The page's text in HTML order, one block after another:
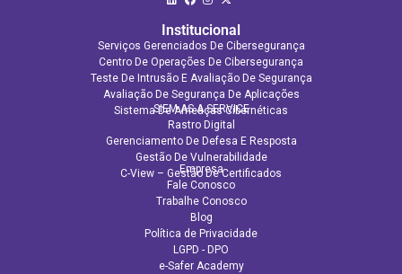
Institucional
Serviços Gerenciados De Cibersegurança
Centro De Operações De Cibersegurança
Teste De Intrusão E Avaliação De Segurança
Avaliação De Segurança De Aplicações​
Sistema De Ameaças Cibernéticas
SIEM AS A SERVICE
Rastro Digital
Gerenciamento De Defesa E Resposta
Gestão De Vulnerabilidade
C-View – Gestão De Certificados
Empresa
Fale Conosco
Trabalhe Conosco
Blog
Política de Privacidade
LGPD - DPO
e-Safer Academy